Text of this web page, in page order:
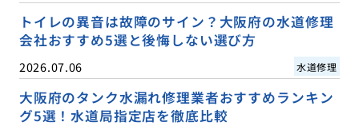
トイレの異音は故障のサイン？大阪府の水道修理
会社おすすめ5選と後悔しない選び方
2026.07.06 水道修理
大阪府のタンク水漏れ修理業者おすすめランキン
グ5選！水道局指定店を徹底比較